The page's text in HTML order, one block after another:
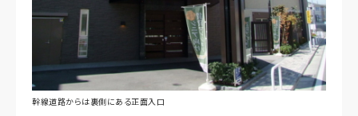
幹線道路からは裏側にある正面入口